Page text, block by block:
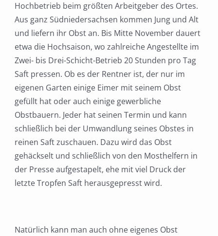
Hochbetrieb beim größten Arbeitgeber des Ortes.
Aus ganz Südniedersachsen kommen Jung und Alt
und liefern ihr Obst an. Bis Mitte November dauert
etwa die Hochsaison, wo zahlreiche Angestellte im
Zwei- bis Drei-Schicht-Betrieb 20 Stunden pro Tag
Saft pressen. Ob es der Rentner ist, der nur im
eigenen Garten einige Eimer mit seinem Obst
gefüllt hat oder auch einige gewerbliche
Obstbauern. Jeder hat seinen Termin und kann
schließlich bei der Umwandlung seines Obstes in
reinen Saft zuschauen. Dazu wird das Obst
gehäckselt und schließlich von den Mosthelfern in
der Presse aufgestapelt, ehe mit viel Druck der
letzte Tropfen Saft herausgepresst wird.
Natürlich kann man auch ohne eigenes Obst